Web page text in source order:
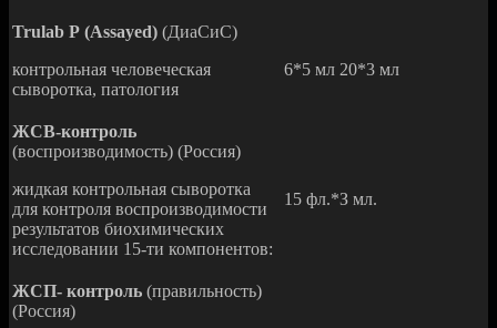
Trulab Р (Assayed) (ДиаСиС)
контрольная человеческая
сыворотка, патология
6*5 мл 20*3 мл
ЖСВ-контроль
(воспроизводимость) (Россия)
жидкая контрольная сыворотка
для контроля воспроизводимости
результатов биохимических
исследовании 15-ти компонентов:
15 фл.*З мл.
ЖСП- контроль (правильность)
(Россия)